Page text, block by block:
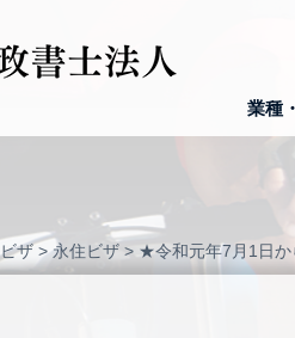
業種
ビザ>永住ビザ> ★令和元年7月1日か